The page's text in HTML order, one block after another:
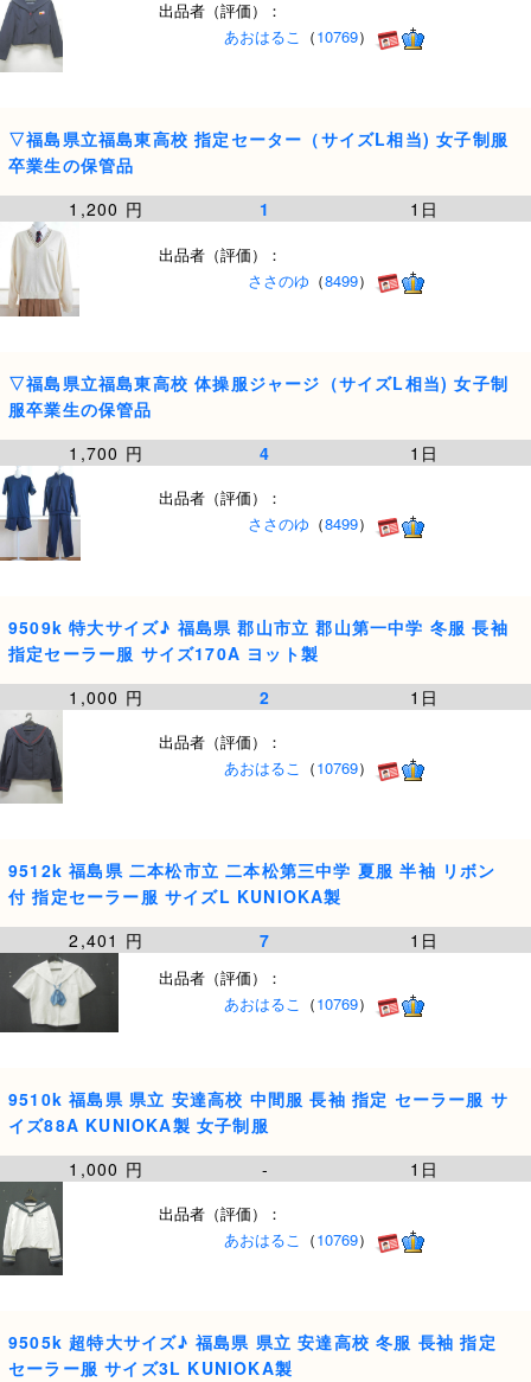
出品者（評価）：
あおはるこ （10769）
▽福島県立福島東高校 指定セーター（サイズL相当) 女子制服
卒業生の保管品
1,200 円
1 1日
出品者（評価）：
ささのゆ （8499）
▽福島県立福島東高校 体操服ジャージ（サイズL相当) 女子制
服卒業生の保管品
1,700 円
4 1日
出品者（評価）：
ささのゆ （8499）
9509k 特大サイズ♪ 福島県 郡山市立 郡山第一中学 冬服 長袖
指定セーラー服 サイズ170A ヨット製
1,000 円
2 1日
出品者（評価）：
あおはるこ （10769）
9512k 福島県 二本松市立 二本松第三中学 夏服 半袖 リボン
付 指定セーラー服 サイズL KUNIOKA製
2,401 円
7 1日
出品者（評価）：
あおはるこ （10769）
9510k 福島県 県立 安達高校 中間服 長袖 指定 セーラー服 サ
イズ88A KUNIOKA製 女子制服
1,000 円
- 1日
出品者（評価）：
あおはるこ （10769）
9505k 超特大サイズ♪ 福島県 県立 安達高校 冬服 長袖 指定
セーラー服 サイズ3L KUNIOKA製